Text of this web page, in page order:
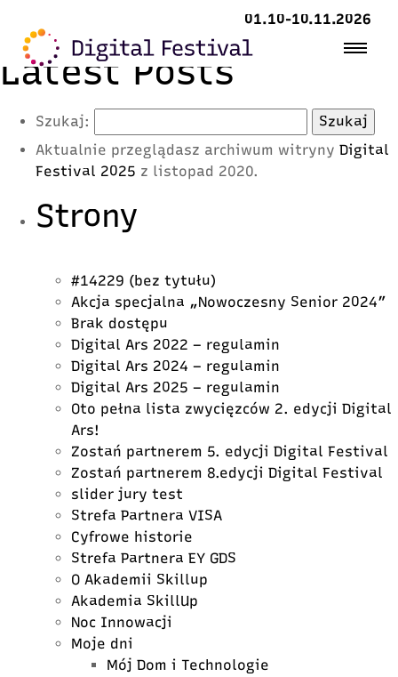
01.10-10.11.2026
Latest Posts
Szukaj:
Aktualnie przeglądasz archiwum witryny Digital
Festival 2025 z listopad 2020.
Strony
#14229 (bez tytułu)
Akcja specjalna „Nowoczesny Senior 2024”
Brak dostępu
Digital Ars 2022 – regulamin
Digital Ars 2024 – regulamin
Digital Ars 2025 – regulamin
Oto pełna lista zwycięzców 2. edycji Digital
Ars!
Zostań partnerem 5. edycji Digital Festival
Zostań partnerem 8.edycji Digital Festival
slider jury test
Strefa Partnera VISA
Cyfrowe historie
Strefa Partnera EY GDS
O Akademii Skillup
Akademia SkillUp
Noc Innowacji
Moje dni
Mój Dom i Technologie